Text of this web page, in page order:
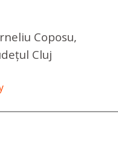
Coposu,
Cluj